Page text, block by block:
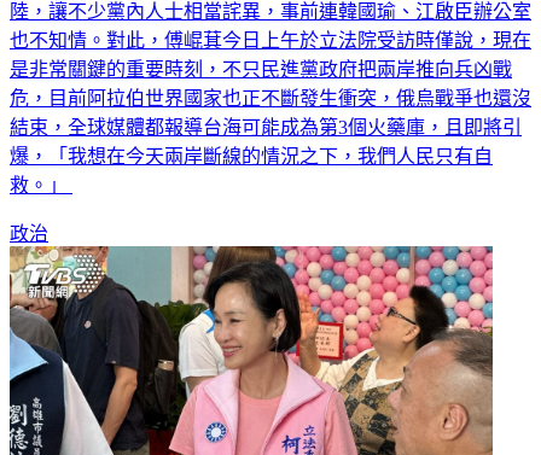
陸，讓不少黨內人士相當詫異，事前連韓國瑜、江啟臣辦公室
也不知情。對此，傅崐萁今日上午於立法院受訪時僅說，現在
是非常關鍵的重要時刻，不只民進黨政府把兩岸推向兵凶戰
危，目前阿拉伯世界國家也正不斷發生衝突，俄烏戰爭也還沒
結束，全球媒體都報導台海可能成為第3個火藥庫，且即將引
爆，「我想在今天兩岸斷線的情況之下，我們人民只有自
救。」
政治